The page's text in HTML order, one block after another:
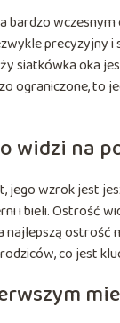
precyzyjny
siatkówka oka
ograniczone, to
widzi na
jego wzrok jest
i bieli. Ostrość
najlepszą ostrość
co jest